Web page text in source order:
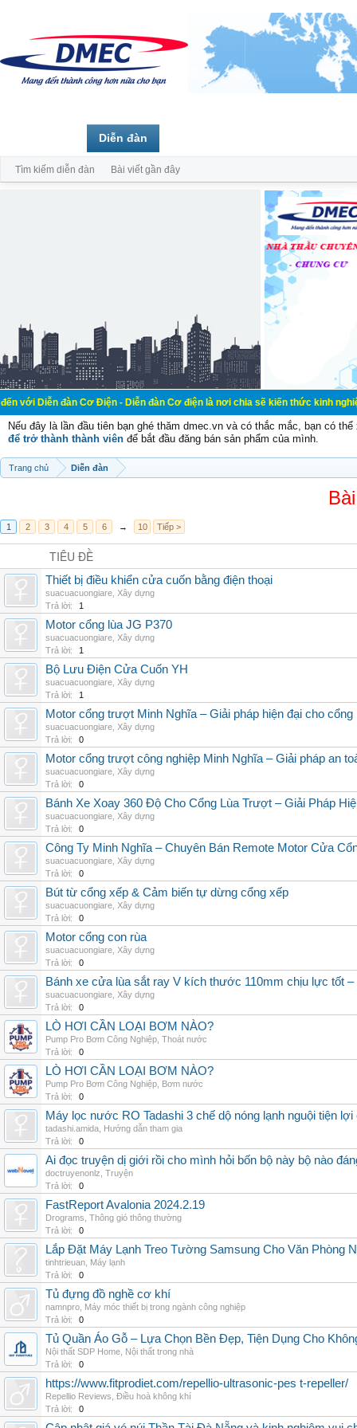
Cơ Điện - Diễn đàn Cơ điện là nơi chia sẽ kiến thức kinh nghiệm trong
Nếu đây là lần đầu tiên bạn ghé thăm dmec.vn và có thắc mắc, bạn có
để trở thành thành viên để bắt đầu đăng bán sản phẩm của mình.
Trang chủ Diễn đàn
1 2 3 4 5 6 → 10 Tiếp >
TIÊU ĐỀ
Thiết bị điều khiển cửa cuốn bằng điện thoại
suacuacuongiare Xây dựng
Trả lời:
1
Motor cổng lùa JG P370
suacuacuongiare Xây dựng
Trả lời:
1
Bộ Lưu Điện Cửa Cuốn YH
suacuacuongiare Xây dựng
Trả lời:
1
Motor cổng trượt Minh Nghĩa – Giải pháp hiện đại cho
suacuacuongiare Xây dựng
Trả lời:
0
Motor cổng trượt công nghiệp Minh Nghĩa – Giải pháp an
suacuacuongiare Xây dựng
Trả lời:
0
Bánh Xe Xoay 360 Độ Cho Cổng Lùa Trượt – Giải Pháp
suacuacuongiare Xây dựng
Trả lời:
0
Công Ty Minh Nghĩa – Chuyên Bán Remote Motor Cửa
suacuacuongiare Xây dựng
Trả lời:
0
Bút từ cổng xếp & Cảm biến tự dừng cổng xếp
suacuacuongiare Xây dựng
Trả lời:
0
Motor cổng con rùa
suacuacuongiare Xây dựng
Trả lời:
0
Bánh xe cửa lùa sắt ray V kích thước 110mm chịu lực tốt
suacuacuongiare Xây dựng
Trả lời:
0
LÒ HƠI CẦN LOẠI BƠM NÀO?
Pump Pro Bơm Công Nghiệp Thoát nước
Trả lời:
0
LÒ HƠI CẦN LOẠI BƠM NÀO?
Pump Pro Bơm Công Nghiệp Bơm nước
Trả lời:
0
Máy lọc nước RO Tadashi 3 chế dộ nóng lạnh nguội tiện lợi
tadashi.amida Hướng dẫn tham gia
Trả lời:
0
Ai đọc truyện dị giới rồi cho mình hỏi bốn bộ này bộ nào
doctruyenonlz Truyện
Trả lời:
0
FastReport Avalonia 2024.2.19
Drograms Thông gió thông thường
Trả lời:
0
Lắp Đặt Máy Lạnh Treo Tường Samsung Cho Văn Phòng
tinhtrieuan Máy lạnh
Trả lời:
0
Tủ đựng đồ nghề cơ khí
namnpro Máy móc thiết bị trong ngành công nghiệp
Trả lời:
0
Tủ Quần Áo Gỗ – Lựa Chọn Bền Đẹp, Tiện Dụng Cho
Nội thất SDP Home Nội thất trong nhà
Trả lời:
0
https://www.fitprodiet.com/repellio-ultrasonic-pes t-repeller/
Repellio Reviews Điều hoà không khí
Trả lời:
0
Diễn đàn
Tìm kiếm diễn đàn Bài viết gần đây